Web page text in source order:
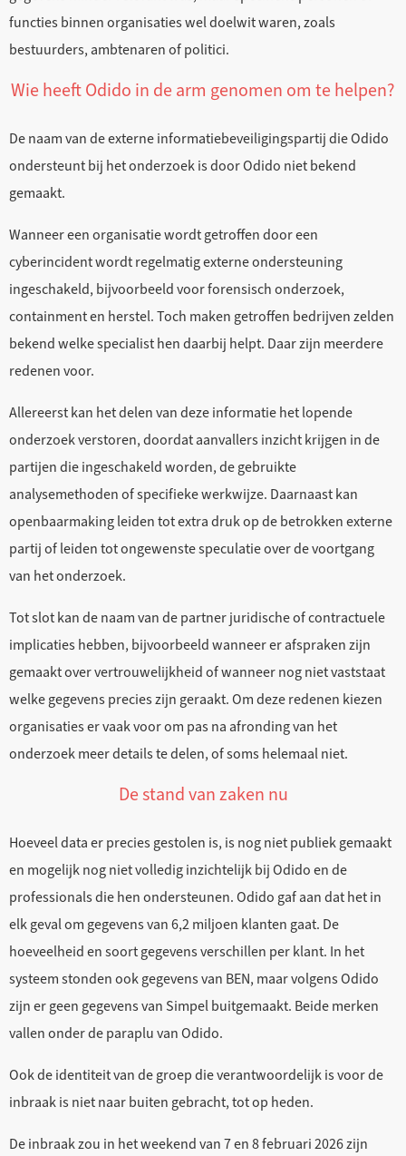
functies binnen organisaties wel doelwit waren, zoals
bestuurders, ambtenaren of politici.
Wie heeft Odido in de arm genomen om te helpen?
De naam van de externe informatiebeveiligingspartij die Odido
ondersteunt bij het onderzoek is door Odido niet bekend
gemaakt.
Wanneer een organisatie wordt getroffen door een
cyberincident wordt regelmatig externe ondersteuning
ingeschakeld, bijvoorbeeld voor forensisch onderzoek,
containment en herstel. Toch maken getroffen bedrijven zelden
bekend welke specialist hen daarbij helpt. Daar zijn meerdere
redenen voor.
Allereerst kan het delen van deze informatie het lopende
onderzoek verstoren, doordat aanvallers inzicht krijgen in de
partijen die ingeschakeld worden, de gebruikte
analysemethoden of specifieke werkwijze. Daarnaast kan
openbaarmaking leiden tot extra druk op de betrokken externe
partij of leiden tot ongewenste speculatie over de voortgang
van het onderzoek.
Tot slot kan de naam van de partner juridische of contractuele
implicaties hebben, bijvoorbeeld wanneer er afspraken zijn
gemaakt over vertrouwelijkheid of wanneer nog niet vaststaat
welke gegevens precies zijn geraakt. Om deze redenen kiezen
organisaties er vaak voor om pas na afronding van het
onderzoek meer details te delen, of soms helemaal niet.
De stand van zaken nu
Hoeveel data er precies gestolen is, is nog niet publiek gemaakt
en mogelijk nog niet volledig inzichtelijk bij Odido en de
professionals die hen ondersteunen. Odido gaf aan dat het in
elk geval om gegevens van 6,2 miljoen klanten gaat. De
hoeveelheid en soort gegevens verschillen per klant. In het
systeem stonden ook gegevens van BEN, maar volgens Odido
zijn er geen gegevens van Simpel buitgemaakt. Beide merken
vallen onder de paraplu van Odido.
Ook de identiteit van de groep die verantwoordelijk is voor de
inbraak is niet naar buiten gebracht, tot op heden.
De inbraak zou in het weekend van 7 en 8 februari 2026 zijn